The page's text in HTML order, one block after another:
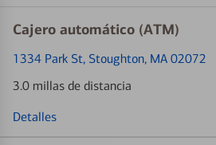
Cajero automático (ATM)
1334 Park St, Stoughton, MA 02072
3.0 millas de distancia
Detalles